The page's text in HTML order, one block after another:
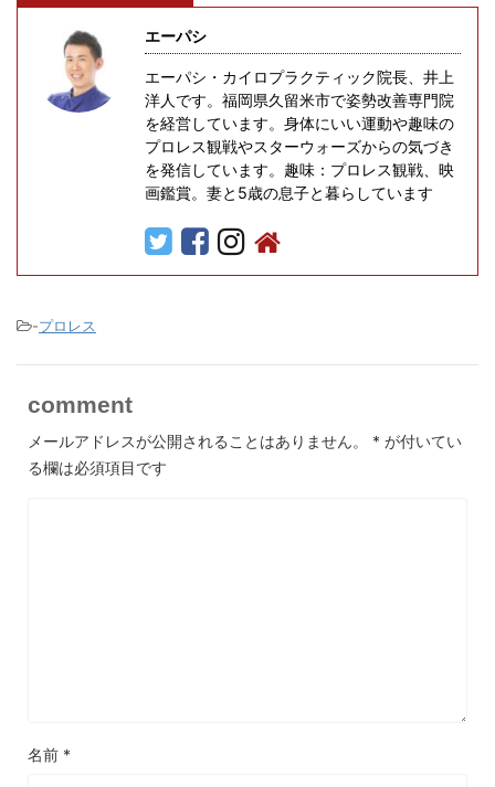
エーパシ
エーパシ・カイロプラクティック院長、井上
洋人です。福岡県久留米市で姿勢改善専門院
を経営しています。身体にいい運動や趣味の
プロレス観戦やスターウォーズからの気づき
を発信しています。趣味：プロレス観戦、映
画鑑賞。妻と5歳の息子と暮らしています
-プロレス
comment
メールアドレスが公開されることはありません。 * が付いてい
る欄は必須項目です
名前 *